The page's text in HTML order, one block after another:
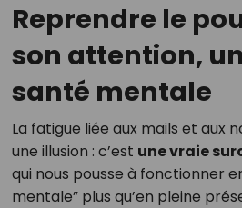
Reprendre le
son attention,
santé mentale
La fatigue liée aux mails et aux
une illusion : c’est une vraie
qui nous pousse à fonctionner
mentale” plus qu’en pleine